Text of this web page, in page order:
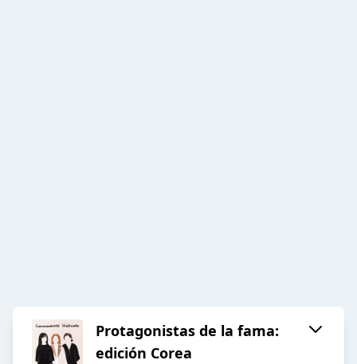
Protagonistas de la fama:
edición Corea